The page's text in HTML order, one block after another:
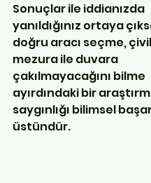
Sonuçlar ile iddianızda
yanıldığınız ortaya
doğru aracı seçme,
mezura ile duvara
çakılmayacağını bilme
ayırdındaki bir
saygınlığı bilimsel
üstündür.